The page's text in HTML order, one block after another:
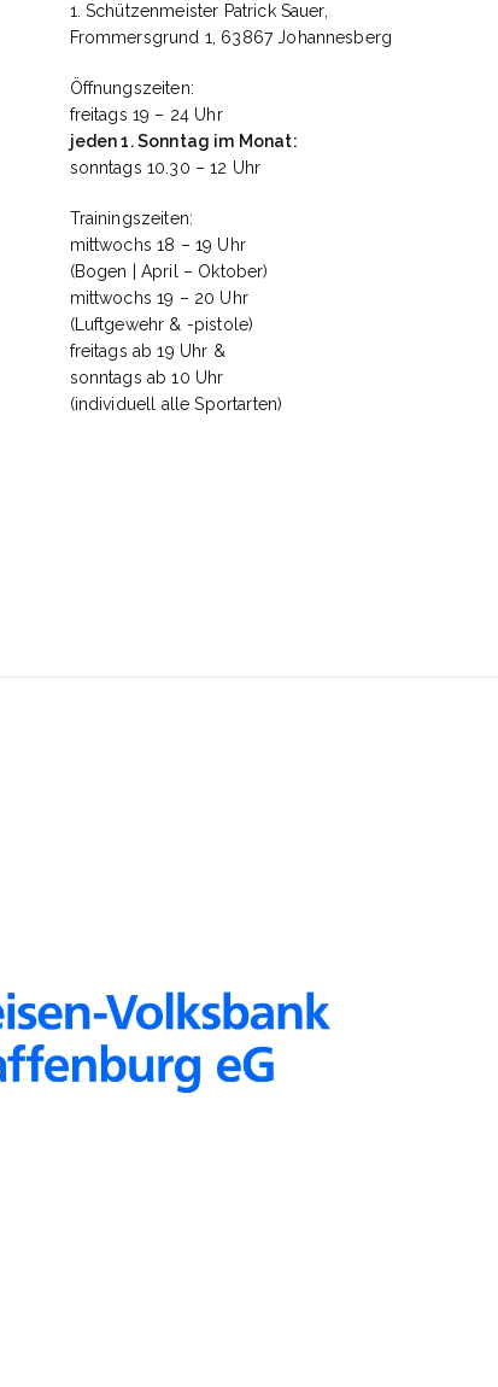
1. Schützenmeister Patrick Sauer,
Frommersgrund 1, 63867 Johannesberg
Öffnungszeiten:
freitags 19 – 24 Uhr
jeden 1. Sonntag im Monat:
sonntags 10.30 – 12 Uhr
Trainingszeiten:
mittwochs 18 – 19 Uhr
(Bogen | April – Oktober)
mittwochs 19 – 20 Uhr
(Luftgewehr & -pistole)
freitags ab 19 Uhr &
sonntags ab 10 Uhr
(individuell alle Sportarten)